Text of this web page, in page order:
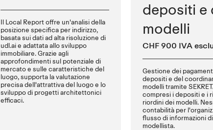
Il Local Report offre un'analisi della
posizione specifica per indirizzo,
basata sui dati ad alta risoluzione di
udl.ai e adattata allo sviluppo
immobiliare. Grazie agli
approfondimenti sul potenziale di
mercato e sulle caratteristiche del
luogo, supporta la valutazione
precisa dell'attrattiva del luogo e lo
sviluppo di progetti architettonici
efficaci.
depositi e
modelli
CHF 900 IVA
Gestione dei
depositi e del
modelli tramite
compresi i depositi e i
riordini dei modelli.
contabilità per
flusso di informazioni
modellista.